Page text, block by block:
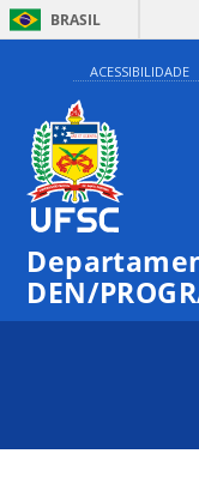
BRASIL
ACESSIBILIDADE
DEN/